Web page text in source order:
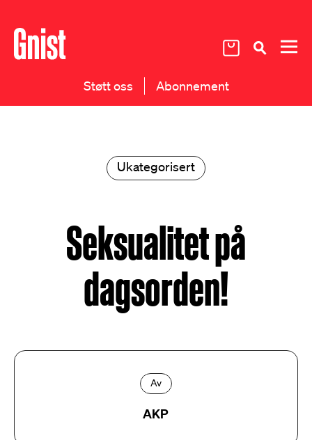
Støtt oss Abonnement
Ukategorisert
Seksualitet på
dagsorden!
Av
AKP